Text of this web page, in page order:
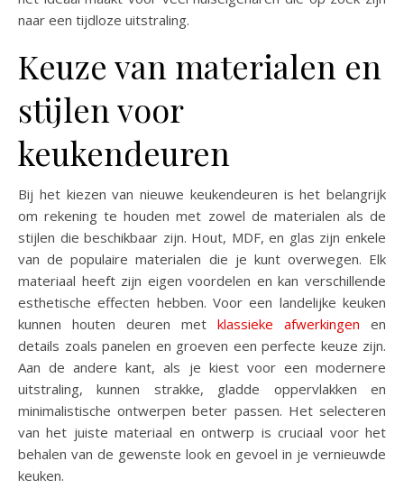
naar een tijdloze uitstraling.
Keuze van materialen en
stijlen voor
keukendeuren
Bij het kiezen van nieuwe keukendeuren is het belangrijk
om rekening te houden met zowel de materialen als de
stijlen die beschikbaar zijn. Hout, MDF, en glas zijn enkele
van de populaire materialen die je kunt overwegen. Elk
materiaal heeft zijn eigen voordelen en kan verschillende
esthetische effecten hebben. Voor een landelijke keuken
kunnen houten deuren met klassieke afwerkingen en
details zoals panelen en groeven een perfecte keuze zijn.
Aan de andere kant, als je kiest voor een modernere
uitstraling, kunnen strakke, gladde oppervlakken en
minimalistische ontwerpen beter passen. Het selecteren
van het juiste materiaal en ontwerp is cruciaal voor het
behalen van de gewenste look en gevoel in je vernieuwde
keuken.